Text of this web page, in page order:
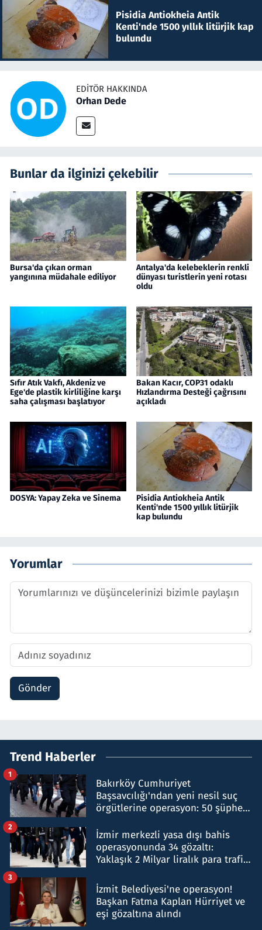
Pisidia Antiokheia Antik
Kenti'nde 1500 yıllık litürjik kap
bulundu
EDITÖR HAKKINDA
Orhan Dede
Bunlar da ilginizi çekebilir
Bursa'da çıkan orman
yangınına müdahale ediliyor
Antalya'da kelebeklerin renkli
dünyası turistlerin yeni rotası
oldu
Sıfır Atık Vakfı, Akdeniz ve
Ege'de plastik kirliliğine karşı
saha çalışması başlatıyor
Bakan Kacır, COP31 odaklı
Hızlandırma Desteği çağrısını
açıkladı
DOSYA: Yapay Zeka ve Sinema
Pisidia Antiokheia Antik
Kenti'nde 1500 yıllık litürjik
kap bulundu
Yorumlar
Gönder
Trend Haberler
Bakırköy Cumhuriyet
Başsavcılığı'ndan yeni nesil suç
örgütlerine operasyon: 50 şüpheli
1
İzmir merkezli yasa dışı bahis
operasyonunda 34 gözaltı:
Yaklaşık 2 Milyar liralık para trafiği
2
İzmit Belediyesi'ne operasyon!
Başkan Fatma Kaplan Hürriyet ve
eşi gözaltına alındı
3